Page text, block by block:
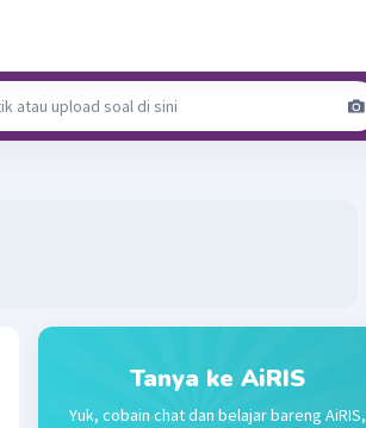
Tanya ke AiRIS
Yuk, cobain chat dan belajar bareng AiRIS,